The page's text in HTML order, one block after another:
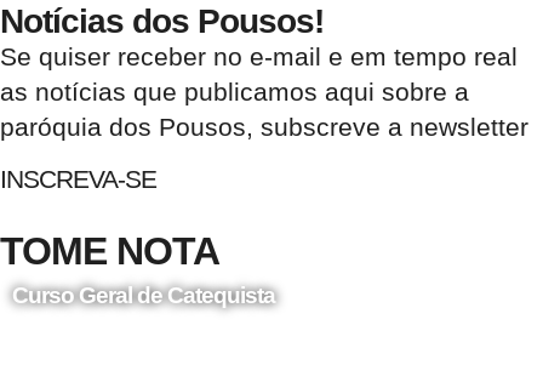
Notícias dos Pousos!
Se quiser receber no e-mail e em tempo real
as notícias que publicamos aqui sobre a
paróquia dos Pousos, subscreve a newsletter
INSCREVA-SE
TOME NOTA
Curso Geral de Catequista